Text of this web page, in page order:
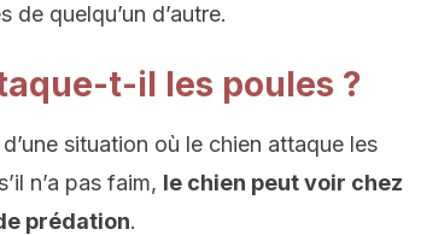
quelqu’un d’autre.
t-il les poules ?
situation où le chien attaque les
n’a pas faim, le chien peut voir chez
prédation.